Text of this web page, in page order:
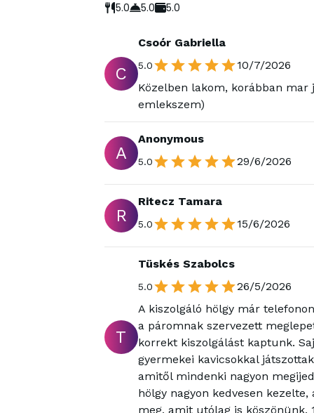
5.0 5.0 5.0
C
Csoór Gabriella
5.0
10/7/2026
Közelben lakom, korábban
emlekszem)
A
Anonymous
5.0 29/6/2026
R
Ritecz Tamara
5.0 15/6/2026
T
Tüskés Szabolcs
5.0
26/5/2026
A kiszolgáló hölgy már
a páromnak szervezett
korrekt kiszolgálást kaptunk.
gyermekei kavicsokkal
amitől mindenki nagyon
hölgy nagyon kedvesen
meg, amit utólag is köszönünk.